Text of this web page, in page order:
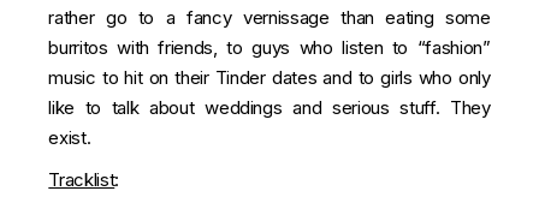
rather go to a fancy vernissage than eating some
burritos with friends, to guys who listen to “fashion”
music to hit on their Tinder dates and to girls who only
like to talk about weddings and serious stuff. They
exist.
Tracklist: